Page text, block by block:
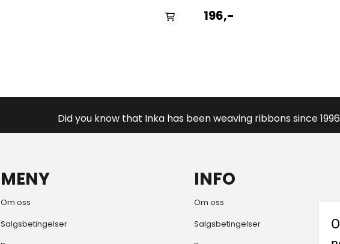
196,-
Did you know that Inka has been weaving ribbons since 1996
MENY
Om oss
Salgsbetingelser
INFO
Om oss
Salgsbetingelser